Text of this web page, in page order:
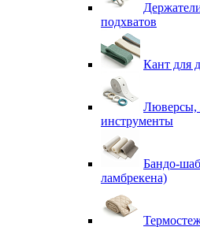
подхватов
Кант для
Люверсы,
инструменты
Бандо-
ламбрекена)